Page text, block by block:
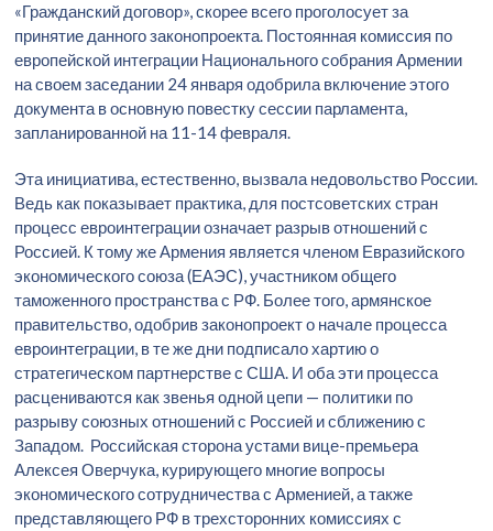
«Гражданский договор», скорее всего проголосует за
принятие данного законопроекта. Постоянная комиссия по
европейской интеграции Национального собрания Армении
на своем заседании 24 января одобрила включение этого
документа в основную повестку сессии парламента,
запланированной на 11-14 февраля.
Эта инициатива, естественно, вызвала недовольство России.
Ведь как показывает практика, для постсоветских стран
процесс евроинтеграции означает разрыв отношений с
Россией. К тому же Армения является членом Евразийского
экономического союза (ЕАЭС), участником общего
таможенного пространства с РФ. Более того, армянское
правительство, одобрив законопроект о начале процесса
евроинтеграции, в те же дни подписало хартию о
стратегическом партнерстве с США. И оба эти процесса
расцениваются как звенья одной цепи — политики по
разрыву союзных отношений с Россией и сближению с
Западом. Российская сторона устами вице-премьера
Алексея Оверчука, курирующего многие вопросы
экономического сотрудничества с Арменией, а также
представляющего РФ в трехсторонних комиссиях с